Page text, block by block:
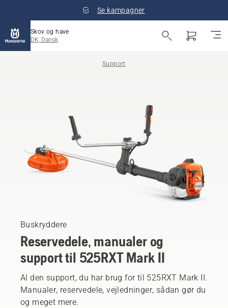
Se kampagner
Skov og have
DK, Dansk
Support
Buskryddere
Reservedele, manualer og
support til 525RXT Mark II
Al den support, du har brug for til 525RXT Mark II.
Manualer, reservedele, vejledninger, sådan gør du
og meget mere.